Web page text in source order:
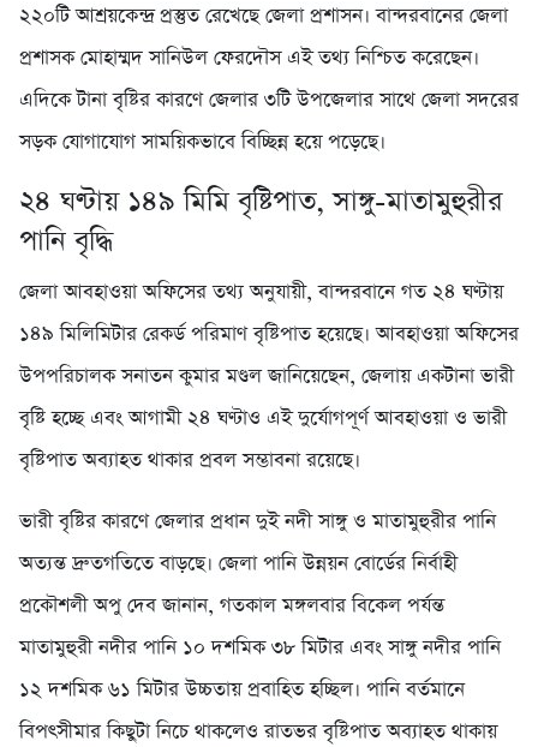
২২০টি আশ্রয়কেন্দ্র প্রস্তুত রেখেছে জেলা প্রশাসন। বান্দরবানের জেলা
প্রশাসক মোহাম্মদ সানিউল ফেরদৌস এই তথ্য নিশ্চিত করেছেন।
এদিকে টানা বৃষ্টির কারণে জেলার ৩টি উপজেলার সাথে জেলা সদরের
সড়ক যোগাযোগ সাময়িকভাবে বিচ্ছিন্ন হয়ে পড়েছে।
২৪ ঘণ্টায় ১৪৯ মিমি বৃষ্টিপাত, সাঙ্গু-মাতামুহুরীর
পানি বৃদ্ধি
জেলা আবহাওয়া অফিসের তথ্য অনুযায়ী, বান্দরবানে গত ২৪ ঘণ্টায়
১৪৯ মিলিমিটার রেকর্ড পরিমাণ বৃষ্টিপাত হয়েছে। আবহাওয়া অফিসের
উপপরিচালক সনাতন কুমার মণ্ডল জানিয়েছেন, জেলায় একটানা ভারী
বৃষ্টি হচ্ছে এবং আগামী ২৪ ঘণ্টাও এই দুর্যোগপূর্ণ আবহাওয়া ও ভারী
বৃষ্টিপাত অব্যাহত থাকার প্রবল সম্ভাবনা রয়েছে।
ভারী বৃষ্টির কারণে জেলার প্রধান দুই নদী সাঙ্গু ও মাতামুহুরীর পানি
অত্যন্ত দ্রুতগতিতে বাড়ছে। জেলা পানি উন্নয়ন বোর্ডের নির্বাহী
প্রকৌশলী অপু দেব জানান, গতকাল মঙ্গলবার বিকেল পর্যন্ত
মাতামুহুরী নদীর পানি ১০ দশমিক ৩৮ মিটার এবং সাঙ্গু নদীর পানি
১২ দশমিক ৬১ মিটার উচ্চতায় প্রবাহিত হচ্ছিল। পানি বর্তমানে
বিপৎসীমার কিছুটা নিচে থাকলেও রাতভর বৃষ্টিপাত অব্যাহত থাকায়